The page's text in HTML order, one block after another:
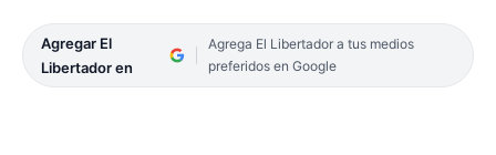
Agregar El
Libertador en
Agrega El Libertador a tus medios
preferidos en Google